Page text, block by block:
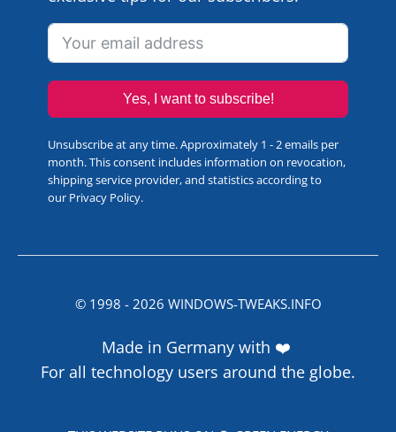
Yes, I want to subscribe!
Unsubscribe at any time. Approximately 1 - 2 emails per
month. This consent includes information on revocation,
shipping service provider, and statistics according to
our Privacy Policy.
© 1998 - 2026 WINDOWS-TWEAKS.INFO
Made in Germany with ❤️
For all technology users around the globe.